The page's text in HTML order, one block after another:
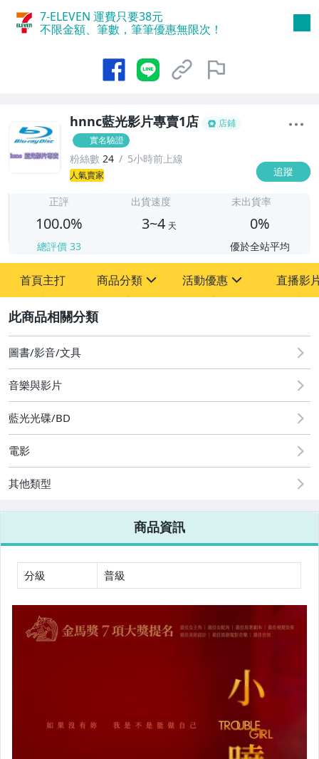
7-ELEVEN 運費只要38元
不限金額、筆數，筆筆優惠無限次！
hnnc藍光影片專賣1店
店鋪
實名驗證
粉絲數 24 5小時前上線
人氣賣家 追蹤
正評
100.0%
總評價 33
出貨速度
3~4 天
未出貨率
0%
優於全站平均
首頁主打 商品分類
BD25藍光歐美電影
BD25藍光韓國電影
BD25藍光日本電影
BD25卡通動漫電影
BD25藍光其它
BD25G藍光音樂演唱會
BD25G歐美影集
活動優惠
滿額折扣
直播影
圖書/影音/文具
音樂與影片
藍光光碟/BD
電影
其他類型
商品資訊
分級 普級